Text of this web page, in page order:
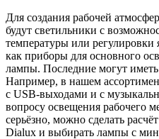
Для создания рабочей
будут светильники с
температуры или регулировки
как приборы для основного
лампы. Последние могут
Например, в нашем
с USB-выходами и с
вопросу освещения рабочего
серьёзно, можно сделать
Dialux и выбирать лампы с